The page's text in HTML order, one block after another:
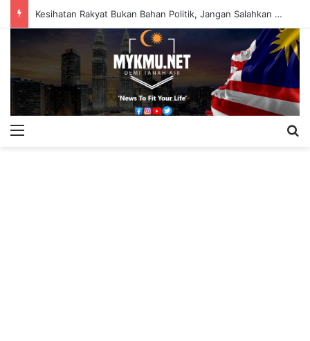
Kesihatan Rakyat Bukan Bahan Politik, Jangan Salahkan Onn Hafiz – Haslinda Salleh